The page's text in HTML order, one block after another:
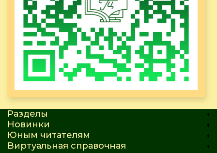
Разделы
Новинки
Юным читателям
Виртуальная справочная